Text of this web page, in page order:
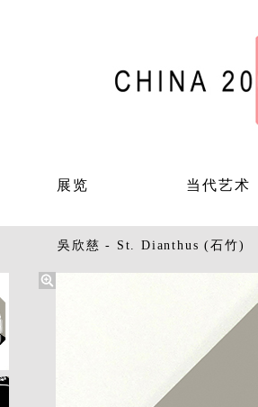
展览 当代艺术
吳欣慈 - St. Dianthus (石竹)